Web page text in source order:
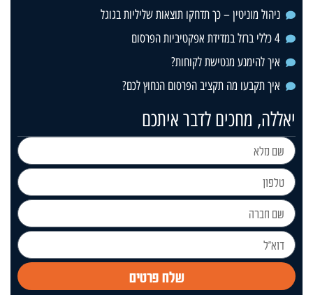
ניהול מוניטין – כך תדחקו תוצאות שליליות בגוגל
4 כללי ברזל במדידת אפקטיביות הפרסום
איך להימנע מנטישת לקוחות?
איך תקבעו מה תקציב הפרסום הנחוץ לכם?
יאללה, מחכים לדבר איתכם
שלח פרטים